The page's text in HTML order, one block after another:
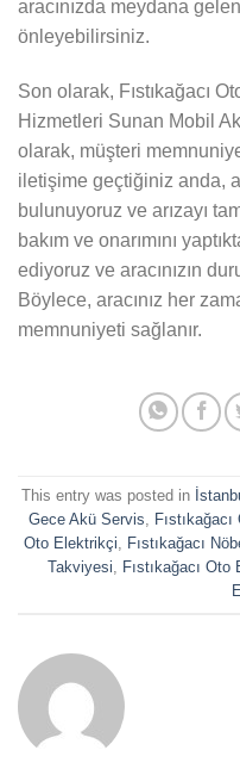
aracınızda meydana
önleyebilirsiniz.
Son olarak, Fıstıkağacı
Hizmetleri Sunan Mobil
olarak, müşteri
iletişime geçtiğiniz anda,
bulunuyoruz ve arızayı
bakım ve onarımını
ediyoruz ve aracınızın
Böylece, aracınız her
memnuniyeti sağlanır.
This entry was posted in
Gece Akü Servis,
Oto Elektrikçi, Fıstıkağacı
Takviyesi, Fıstıkağacı